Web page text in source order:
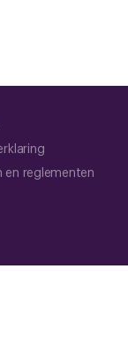
reglementen